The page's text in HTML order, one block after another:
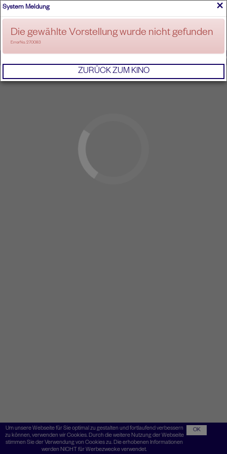
ANMELDEN
Um unsere Webseite für Sie optimal zu gestalten und fortlaufend verbessern
zu können, verwenden wir Cookies. Durch die weitere Nutzung der Webseite
stimmen Sie der Verwendung von Cookies zu. Die erhobenen Informationen
werden NICHT für Werbezwecke verwendet.
OK
×
System Meldung
Die gewählte Vorstellung wurde nicht gefunden
ErrorNo. 270083
ZURÜCK ZUM KINO